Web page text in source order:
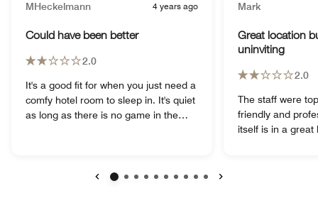
MHeckelmann 4 years ago
Could have been better
2.0
It's a good fit for when you just need a
comfy hotel room to sleep in. It's quiet
as long as there is no game in the
you're travelling in a group. The food
Mark
Great location
uninviting
2.0
The staff were
friendly and
itself is in a great